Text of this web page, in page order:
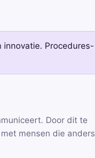
innovatie. Procedures-
Door dit te
mensen die anders